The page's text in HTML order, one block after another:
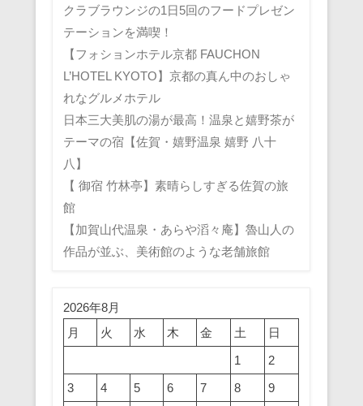
クラブラウンジの1日5回のフードプレゼン
テーションを満喫！
【フォションホテル京都 FAUCHON
L’HOTEL KYOTO】京都の真ん中のおしゃ
れなグルメホテル
日本三大美肌の湯が最高！温泉と嬉野茶が
テーマの宿【佐賀・嬉野温泉 嬉野 八十
八】
【 御宿 竹林亭】素晴らしすぎる佐賀の旅
館
【加賀山代温泉・あらや滔々庵】魯山人の
作品が並ぶ、美術館のような老舗旅館
2026年8月
月
火 水 木 金 土
日
1
2
3
4 5 6 7 8
9